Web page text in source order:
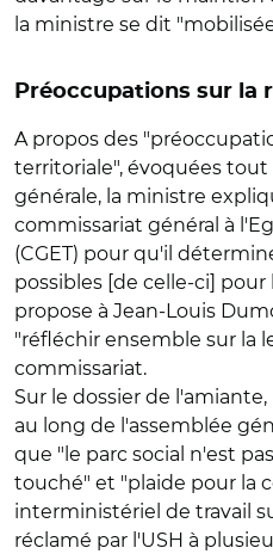
la ministre se dit
Préoccupations sur la
A propos des
territoriale", évoquées
générale, la ministre
commissariat général à
(CGET) pour qu'il
possibles [de celle-ci]
propose à Jean-Louis
"réfléchir ensemble sur la
commissariat.
Sur le dossier de
au long de l'assemblée
que "le parc social n'est
touché" et "plaide pour la
interministériel de travail
réclamé par l'USH à